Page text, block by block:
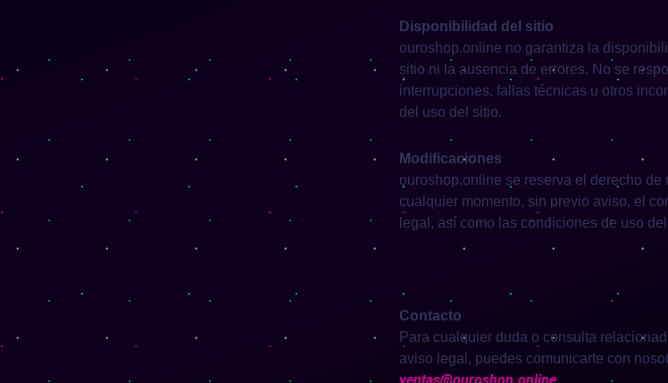
Disponibilidad del sitio
ouroshop.online no garantiza la
sitio ni la ausencia de errores. No se
interrupciones, fallas técnicas u otros
del uso del sitio.
Modificaciones
ouroshop.online se reserva el derecho de
cualquier momento, sin previo aviso, el
legal, así como las condiciones de uso
Contacto
Para cualquier duda o consulta
aviso legal, puedes comunicarte con